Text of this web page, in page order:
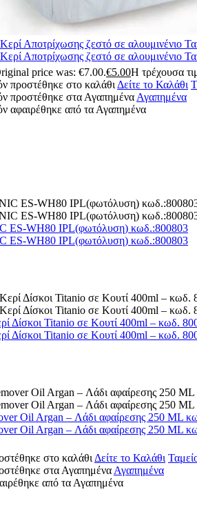
Αποτρίχωσης ζεστό σε αλουμινένιο
Αποτρίχωσης ζεστό σε αλουμινένιο
price was: €7.00.€5.00Η τρέχουσα
προστέθηκε στο καλάθι Δείτε το Καλάθι
προστέθηκε στα Αγαπημένα Αγαπημένα
αφαιρέθηκε από τα Αγαπημένα
ES-WH80 IPL(φωτόλυση) κωδ.:800803
ES-WH80 IPL(φωτόλυση) κωδ.:800803
Δίσκοι Titanio σε Κουτί 400ml – κωδ.
Δίσκοι Titanio σε Κουτί 400ml – κωδ.
Oil Argan – Λάδι αφαίρεσης 250 ML
Oil Argan – Λάδι αφαίρεσης 250 ML
στο καλάθι Δείτε το Καλάθι
στα Αγαπημένα Αγαπημένα
από τα Αγαπημένα